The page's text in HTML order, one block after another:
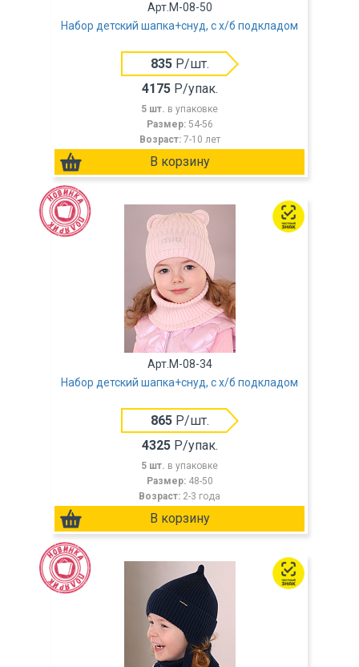
Арт.M-08-50
Набор детский шапка+снуд, с х/б подкладом
835Р/шт.
4175Р/упак.
5 шт. в упаковке
Размер: 54-56
Возраст: 7-10 лет
Арт.M-08-34
Набор детский шапка+снуд, с х/б подкладом
865Р/шт.
4325Р/упак.
5 шт. в упаковке
Размер: 48-50
Возраст: 2-3 года